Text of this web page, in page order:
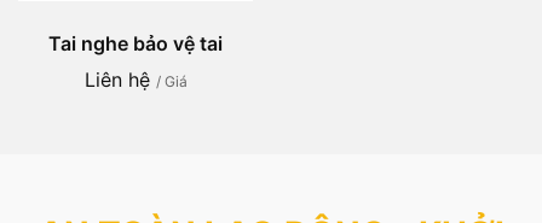
Tai nghe bảo vệ tai
Liên hệ / Giá